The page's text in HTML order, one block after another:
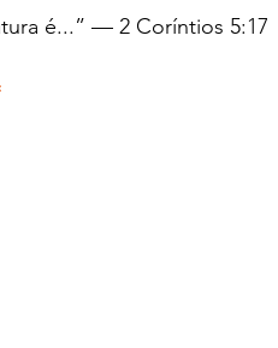
é...” — 2 Coríntios 5:17